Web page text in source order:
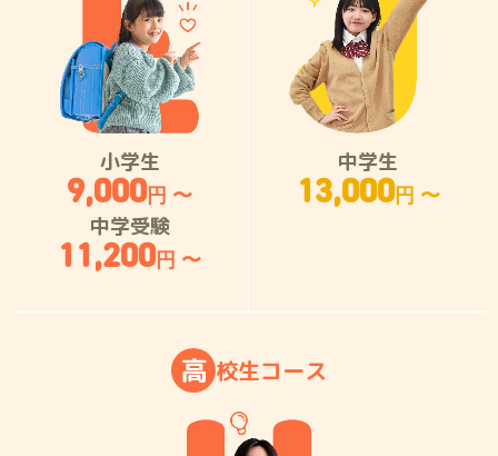
小学生
9,000円 〜
中学受験
11,200円 〜
中学生
13,000円 〜
高 校生コース